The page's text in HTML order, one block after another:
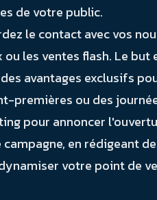
de votre public.
le contact avec vos
ou les ventes flash. Le
avantages exclusifs
premières ou des
pour annoncer
en rédigeant
votre point de